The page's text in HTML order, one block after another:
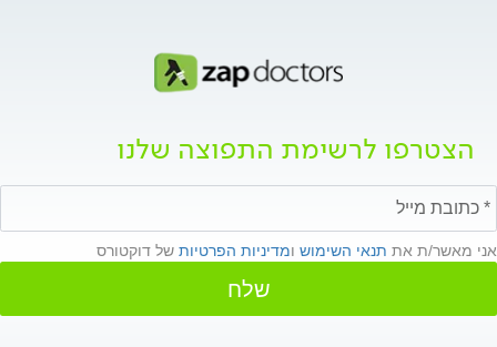
הצטרפו לרשימת התפוצה שלנו
אני מאשר/ת את תנאי השימוש ומדיניות הפרטיות של דוקטורס
שלח